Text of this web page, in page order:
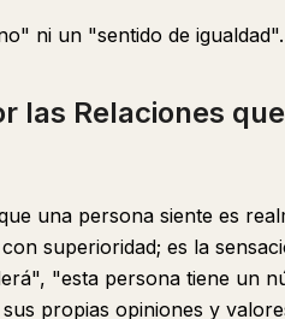
ni un "sentido de igualdad".
las Relaciones
una persona siente es
superioridad; es la
"esta persona tiene un
propias opiniones y